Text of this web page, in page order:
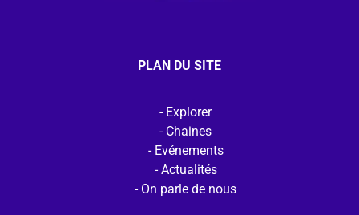
PLAN DU SITE
Explorer
Chaines
Evénements
Actualités
On parle de nous